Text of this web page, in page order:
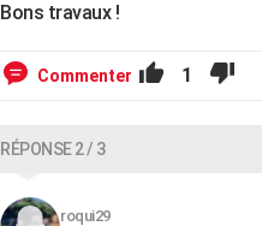
Bons travaux !
Commenter 1
RÉPONSE 2 / 3
roqui29